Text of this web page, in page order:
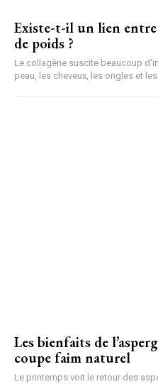
Existe-t-il un lien
de poids ?
Le collagène suscite beaucoup
peau, les cheveux, les ongles et les
Les bienfaits de
coupe faim naturel
Le printemps voit le retour des